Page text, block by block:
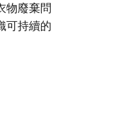
物廢棄問
可持續的